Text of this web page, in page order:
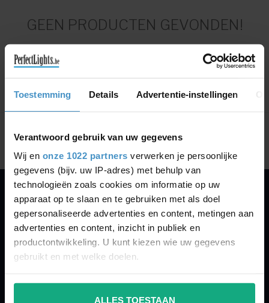
Toestemming Details Advertentie-instellingen
Verantwoord gebruik van uw gegevens
Wij en onze 1022 partners verwerken je persoonlijke
gegevens (bijv. uw IP-adres) met behulp van
technologieën zoals cookies om informatie op uw
apparaat op te slaan en te gebruiken met als doel
gepersonaliseerde advertenties en content, metingen aan
advertenties en content, inzicht in publiek en
productontwikkeling. U kunt kiezen wie uw gegevens
gebruikt en met welke doelen.
Als u het toestaat, willen we ook graag:
ALLES TOESTAAN
GEEN PRODUCTEN GEVONDEN!
Toon1-0van 0
PERFECTLIGHTS
Gegevens:
Kruisbeeldsraat 72
9220 Hamme